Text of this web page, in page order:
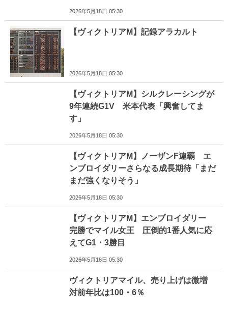
2026年5月18日 05:30
【ヴィクトリアM】記録アラカルト
2026年5月18日 05:30
【ヴィクトリアM】シルクレーシングが
9年連続G1V 米本代表「興奮してま
す」
2026年5月18日 05:30
【ヴィクトリアM】ノーザンF連覇 エ
ンブロイダリーさらなる成長期待「まだ
まだ強くなりそう」
2026年5月18日 05:30
【ヴィクトリアM】エンブロイダリー
完勝でマイル女王 圧倒的1番人気に応
えてG1・3勝目
2026年5月18日 05:30
ヴィクトリアマイル、売り上げは微増
対前年比は100・6％